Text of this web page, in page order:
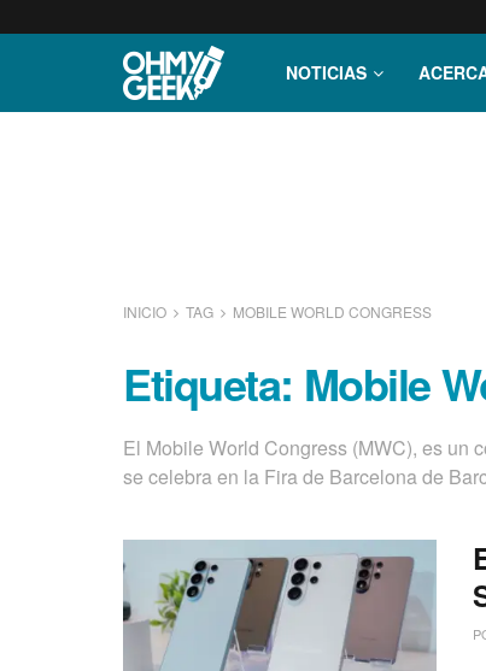
NOTICIAS
INICIO TAG MOBILE WORLD CONGRESS
Etiqueta: Mobile
El Mobile World Congress (MWC), es un
se celebra en la Fira de Barcelona de